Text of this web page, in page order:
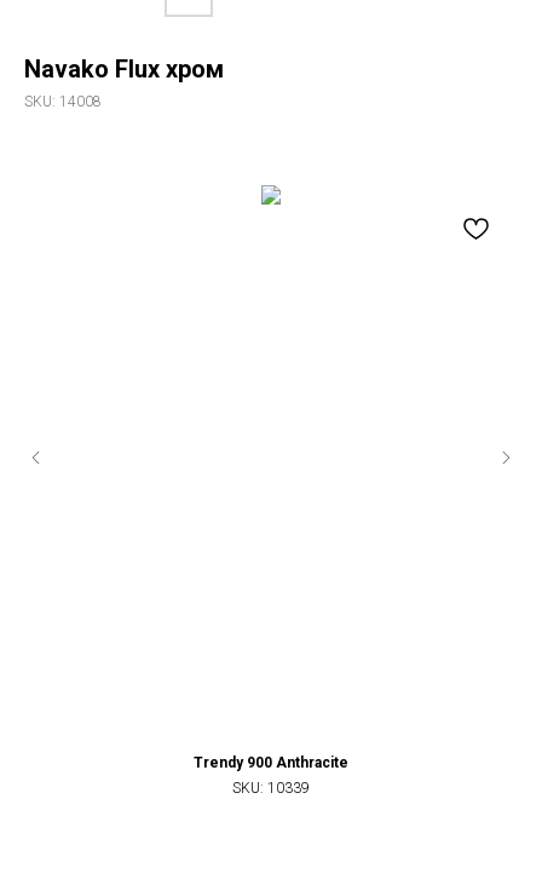
Navako Flux хром
SKU: 14008
Trendy 900 Anthracite
SKU: 10339